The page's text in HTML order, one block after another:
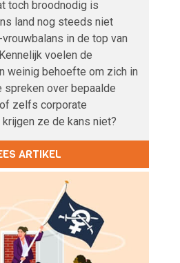
toch broodnodig is
land nog steeds niet
in de top van
voelen de
weinig behoefte om zich in
spreken over bepaalde
zelfs corporate
ze de kans niet?
ARTIKEL